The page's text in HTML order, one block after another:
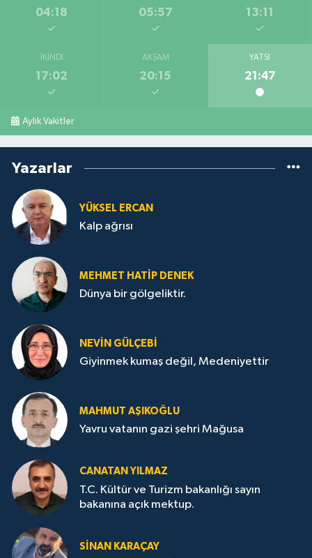
04:18 05:57 13:11
İKINDI
17:02
AKŞAM
20:15
YATSI
21:47
Aylık Vakitler
Yazarlar
YÜKSEL ERCAN
Kalp ağrısı
MEHMET HATİP DENEK
Dünya bir gölgeliktir.
NEVİN GÜLÇEBİ
Giyinmek kumaş değil, Medeniyettir
MAHMUT AŞIKOĞLU
Yavru vatanın gazi şehri Mağusa
CANATAN YILMAZ
T.C. Kültür ve Turizm bakanlığı sayın
bakanına açık mektup.
SİNAN KARAÇAY